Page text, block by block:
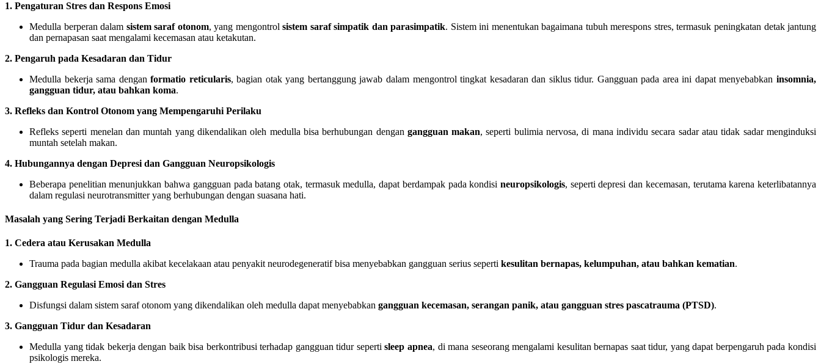
1. Pengaturan Stres dan Respons Emosi
Medulla berperan dalam sistem saraf otonom, yang mengontrolsistem saraf simpatik dan parasimpatik. Sistem ini menentukan bagaimana tubuh merespons stres, termasuk peningkatan detak jantung
dan pernapasan saat mengalami kecemasan atau ketakutan.
2. Pengaruh pada Kesadaran dan Tidur
Medulla bekerja sama denganformatio reticularis, bagian otak yang bertanggung jawab dalam mengontrol tingkat kesadaran dan siklus tidur. Gangguan pada area ini dapat menyebabkaninsomnia,
gangguan tidur, atau bahkan koma.
3. Refleks dan Kontrol Otonom yang Mempengaruhi Perilaku
Refleks seperti menelan dan muntah yang dikendalikan oleh medulla bisa berhubungan dengan gangguan makan, seperti bulimia nervosa, di mana individu secara sadar atau tidak sadar menginduksi
muntah setelah makan.
4. Hubungannya dengan Depresi dan Gangguan Neuropsikologis
Beberapa penelitian menunjukkan bahwa gangguan pada batang otak, termasuk medulla, dapat berdampak pada kondisi neuropsikologis, seperti depresi dan kecemasan, terutama karena keterlibatannya
dalam regulasi neurotransmitter yang berhubungan dengan suasana hati.
Masalah yang Sering Terjadi Berkaitan dengan Medulla
1. Cedera atau Kerusakan Medulla
Trauma pada bagian medulla akibat kecelakaan atau penyakit neurodegeneratif bisa menyebabkan gangguan serius seperti kesulitan bernapas, kelumpuhan, atau bahkan kematian.
2. Gangguan Regulasi Emosi dan Stres
Disfungsi dalam sistem saraf otonom yang dikendalikan oleh medulla dapat menyebabkan gangguan kecemasan, serangan panik, atau gangguan stres pascatrauma (PTSD).
3. Gangguan Tidur dan Kesadaran
Medulla yang tidak bekerja dengan baik bisa berkontribusi terhadap gangguan tidur sepertisleep apnea, di mana seseorang mengalami kesulitan bernapas saat tidur, yang dapat berpengaruh pada kondisi
psikologis mereka.